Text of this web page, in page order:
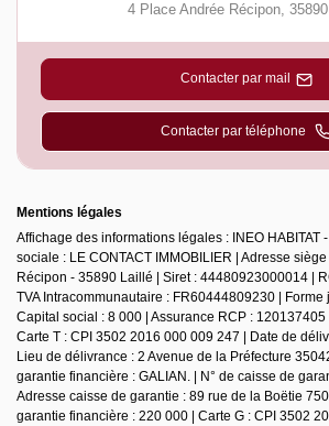
4 Place Andrée Récipon, 35890
Contacter par mail
Contacter par téléphone
Mentions légales
Affichage des informations légales : INEO HABITAT
sociale : LE CONTACT IMMOBILIER | Adresse
Récipon - 35890 Laillé | Siret : 44480923000014 |
TVA Intracommunautaire : FR60444809230 | Forme
Capital social : 8 000 | Assurance RCP : 120137405 |
Carte T : CPI 3502 2016 000 009 247 | Date de
Lieu de délivrance : 2 Avenue de la Préfecture
garantie financière : GALIAN. | N° de caisse de
Adresse caisse de garantie : 89 rue de la Boëtie
garantie financière : 220 000 | Carte G : CPI 3502